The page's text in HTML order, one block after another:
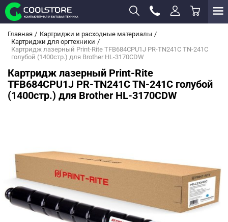
Главная
Картриджи и расходные материалы
Картриджи для оргтехники
Картридж лазерный Print-Rite TFB684CPU1J PR-TN241C TN-241C
голубой (1400стр.) для Brother HL-3170CDW
Картридж лазерный Print-Rite
TFB684CPU1J PR-TN241C TN-241C голубой
(1400стр.) для Brother HL-3170CDW